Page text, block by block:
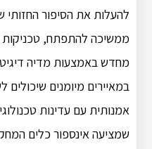
להעלות את הסיפור החזותי
ממשיכה להתפתח, טכניקות
מחדש באמצעות מדיה
במאיירים מיומנים
שמציעה אינספור כלים